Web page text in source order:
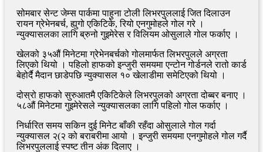
सोमबार सेन्ट जेम्स पार्कमा पाहुना टोली लिभरपुललाई जित दिलाउन
रायन ग्रेभेनबर्च, ह्युगो एकिटिके, रियो एनगुमोहले गोल गरे ।
न्युक्यासलका लागि ब्रुनो गुइमेरेस र विलियम ओसुलाले गोल फर्काए ।
खेलको ३५औं मिनेटमा ग्रेभेनबर्चको गोलमार्फत लिभरपुलले अग्रता
लिएको थियो । पहिलो हाफको इन्जुरी समयमा एन्टोन गोर्डनले रातो कार्ड
बेहोर्दै मैदान छाडेपछि न्युक्यासल १० खेलाडीमा समेटिएको थियो ।
दोस्रो हाफको सुरुआतमै एकिटिकेले लिभरपुलको अग्रता दोब्बर बनाए ।
५८औं मिनेटमा गुइमेरेसले न्युक्यासलका लागि पहिलो गोल फर्काए ।
निर्धारित समय सकिन दुई मिनेट बाँकी रहँदा ओसुलाले गोल गर्दा
न्युक्यासल २(२ को बराबरीमा आयो । इन्जुरी समयमा एनगुमोहले गोल गर्दै
लिभरपुललाई स्पष्ट तीन अंक दिलाए ।